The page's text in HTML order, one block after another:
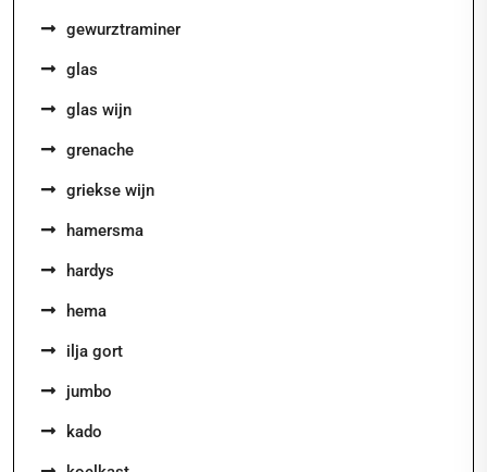
gewurztraminer
glas
glas wijn
grenache
griekse wijn
hamersma
hardys
hema
ilja gort
jumbo
kado